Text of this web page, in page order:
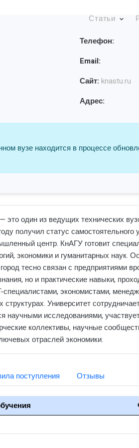
Статьи
Телефон:
Email:
Сайт: knastu.ru
Адрес:
вузе находится в процессе
один из ведущих технических
получил статус
центр. КнАГУ готовит
экономики и гуманитарных наук.
тесно связан с предприятиями
но и практические навыки,
экономистами,
Университет
научными исследованиями,
коллективы, научные
отраслей экономики.
поступления Отзывы